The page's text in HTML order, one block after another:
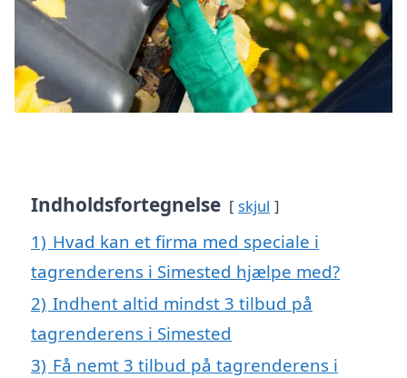
Indholdsfortegnelse skjul
1) Hvad kan et firma med speciale i
tagrenderens i Simested hjælpe med?
2) Indhent altid mindst 3 tilbud på
tagrenderens i Simested
3) Få nemt 3 tilbud på tagrenderens i